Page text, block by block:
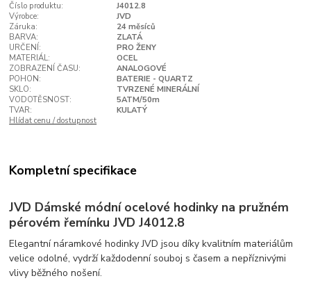
Číslo produktu:
J4012.8
Výrobce:
JVD
Záruka:
24 měsíců
BARVA:
ZLATÁ
URČENÍ:
PRO ŽENY
MATERIÁL:
OCEL
ZOBRAZENÍ ČASU:
ANALOGOVÉ
POHON:
BATERIE - QUARTZ
SKLO:
TVRZENÉ MINERÁLNÍ
VODOTĚSNOST:
5ATM/50m
TVAR:
KULATÝ
Hlídat cenu / dostupnost
Kompletní specifikace
JVD Dámské módní ocelové hodinky na pružném
pérovém řemínku JVD J4012.8
Elegantní náramkové hodinky JVD jsou díky kvalitním materiálům
velice odolné, vydrží každodenní souboj s časem a nepříznivými
vlivy běžného nošení.